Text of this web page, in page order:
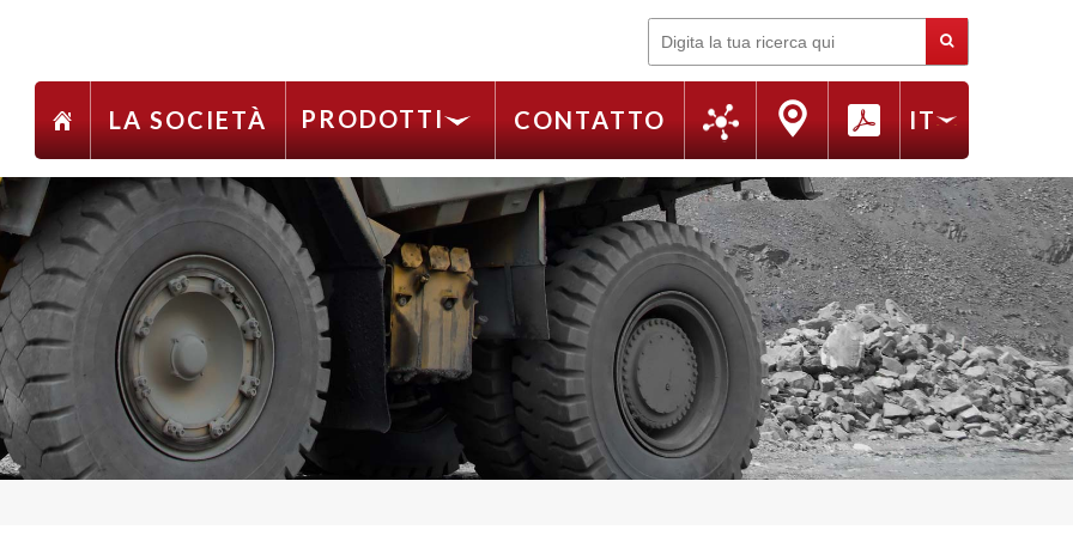
Cerca
LA SOCIETÀ PRODOTTI CONTATTO IT
FR
EN
RU